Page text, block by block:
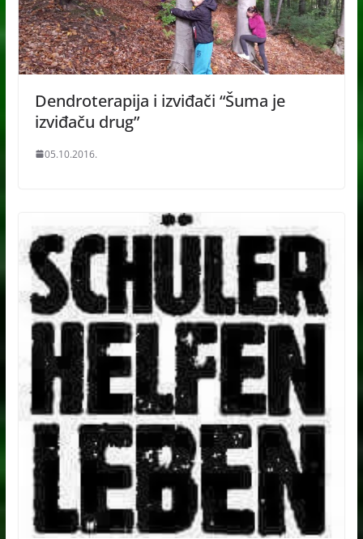
Dendroterapija i izviđači “Šuma je
izviđaču drug”
05.10.2016.